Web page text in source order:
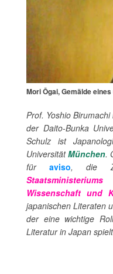
Mori Ōgai, Gemälde
Prof. Yoshio
der Daito-Bunka
Schulz ist
UniversitätMünchen.
füraviso, die
Wissenschaft und
japanischen Literaten
der eine wichtige
Literatur in Japan